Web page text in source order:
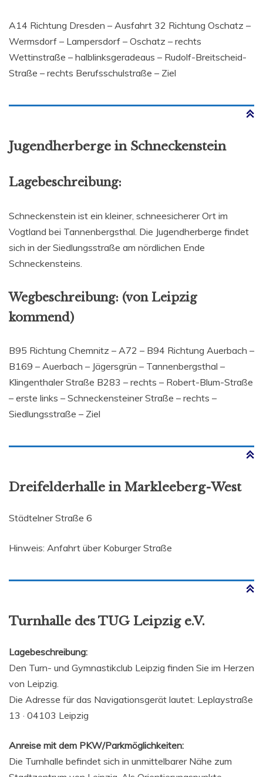
A14 Richtung Dresden – Ausfahrt 32 Richtung Oschatz –
Wermsdorf – Lampersdorf – Oschatz – rechts
Wettinstraße – halblinksgeradeaus – Rudolf-Breitscheid-
Straße – rechts Berufsschulstraße – Ziel
Jugendherberge in Schneckenstein
Lagebeschreibung:
Schneckenstein ist ein kleiner, schneesicherer Ort im
Vogtland bei Tannenbergsthal. Die Jugendherberge findet
sich in der Siedlungsstraße am nördlichen Ende
Schneckensteins.
Wegbeschreibung: (von Leipzig
kommend)
B95 Richtung Chemnitz – A72 – B94 Richtung Auerbach –
B169 – Auerbach – Jägersgrün – Tannenbergsthal –
Klingenthaler Straße B283 – rechts – Robert-Blum-Straße
– erste links – Schneckensteiner Straße – rechts –
Siedlungsstraße – Ziel
Dreifelderhalle in Markleeberg-West
Städtelner Straße 6
Hinweis: Anfahrt über Koburger Straße
Turnhalle des TUG Leipzig e.V.
Lagebeschreibung:
Den Turn- und Gymnastikclub Leipzig finden Sie im Herzen
von Leipzig.
Die Adresse für das Navigationsgerät lautet: Leplaystraße
13 · 04103 Leipzig
Anreise mit dem PKW/Parkmöglichkeiten:
Die Turnhalle befindet sich in unmittelbarer Nähe zum